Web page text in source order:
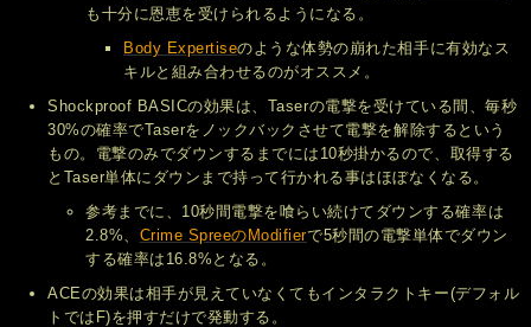
も十分に恩恵を受けられるようになる。
Body Expertiseのような体勢の崩れた相手に有効なス
キルと組み合わせるのがオススメ。
Shockproof BASICの効果は、Taserの電撃を受けている間、毎秒
30%の確率でTaserをノックバックさせて電撃を解除するという
もの。電撃のみでダウンするまでには10秒掛かるので、取得する
とTaser単体にダウンまで持って行かれる事はほぼなくなる。
参考までに、10秒間電撃を喰らい続けてダウンする確率は
2.8%、 Crime SpreeのModifierで5秒間の電撃単体でダウン
する確率は16.8%となる。
ACEの効果は相手が見えていなくてもインタラクトキー(デフォル
トではF)を押すだけで発動する。